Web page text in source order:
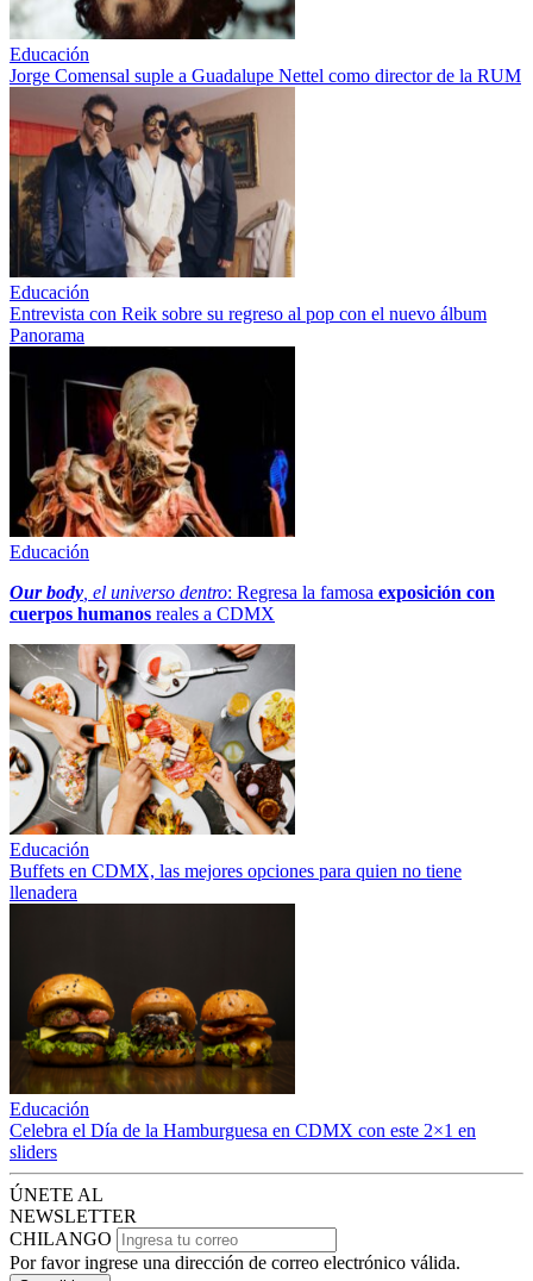
Educación
Jorge Comensal suple a Guadalupe Nettel como director de la RUM
Educación
Entrevista con Reik sobre su regreso al pop con el nuevo álbum
Panorama
Educación
Our body , el universo dentro: Regresa la famosa exposición con
cuerpos humanos reales a CDMX
Educación
Buffets en CDMX, las mejores opciones para quien no tiene
llenadera
Educación
Celebra el Día de la Hamburguesa en CDMX con este 2×1 en
sliders
ÚNETE AL
NEWSLETTER
CHILANGO
Por favor ingrese una dirección de correo electrónico válida.